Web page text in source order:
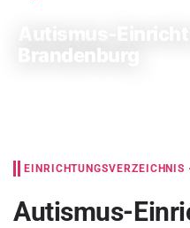
Brandenburg
EINRICHTUNGSVERZEICHNIS
Autismus-